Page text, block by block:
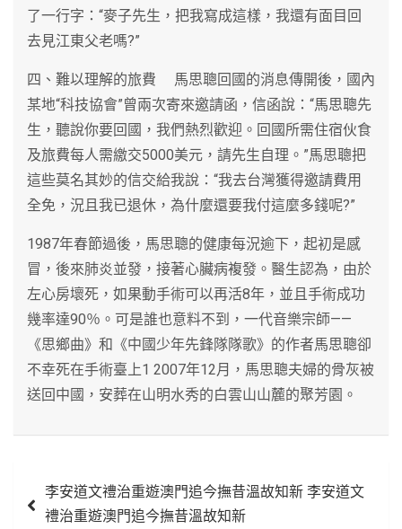
了一行字：“麥子先生，把我寫成這樣，我還有面目回
去見江東父老嗎?”
四、難以理解的旅費 馬思聰回國的消息傳開後，國內
某地“科技協會”曾兩次寄來邀請函，信函說：“馬思聰先
生，聽說你要回國，我們熱烈歡迎。回國所需住宿伙食
及旅費每人需繳交5000美元，請先生自理。”馬思聰把
這些莫名其妙的信交給我說：“我去台灣獲得邀請費用
全免，況且我已退休，為什麼還要我付這麼多錢呢?”
1987年春節過後，馬思聰的健康每況逾下，起初是感
冒，後來肺炎並發，接著心臟病複發。醫生認為，由於
左心房壞死，如果動手術可以再活8年，並且手術成功
幾率達90％。可是誰也意料不到，一代音樂宗師——
《思鄉曲》和《中國少年先鋒隊隊歌》的作者馬思聰卻
不幸死在手術臺上1 2007年12月，馬思聰夫婦的骨灰被
送回中國，安葬在山明水秀的白雲山山麓的聚芳園。
章 李安道文禮治重遊澳門追今撫昔溫故知新 李安道文
禮治重遊澳門追今撫昔溫故知新